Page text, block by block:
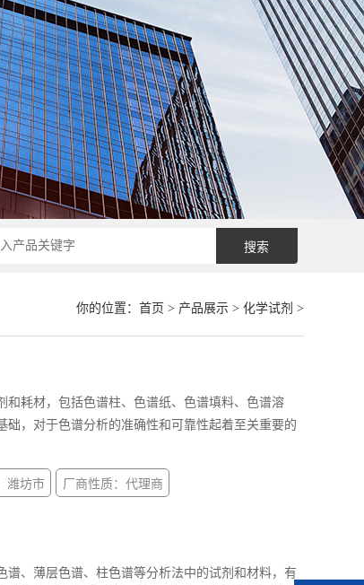
你的位置： 首页 > 产品展示> 化学试剂 >
耗材，包括色谱柱、色谱纸、色谱填料、色谱溶
，对于色谱分析的准确性和可靠性起着至关重要的
潍坊市 厂商性质：代理商
、薄层色谱、柱色谱等分析法中的试剂和材料，有